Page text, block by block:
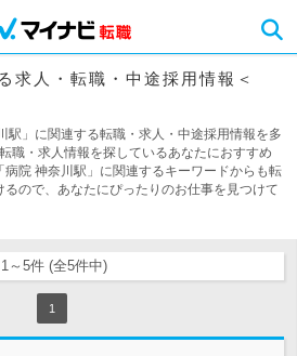
求人・転職・中途採用情報＜
駅」に関連する転職・求人・中途採用情報を多
職・求人情報を探しているあなたにおすすめ
院 神奈川駅」に関連するキーワードからも転
ので、あなたにぴったりのお仕事を見つけて
1～5件 (全5件中)
1